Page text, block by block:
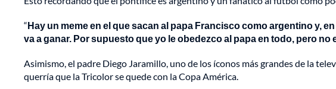
“Hay un meme en el que sacan al papa Francisco como argentino y,
va a ganar. Por supuesto que yo le obedezco al papa en todo, pero no
Asimismo, el padre Diego Jaramillo, uno de los íconos más grandes de la
querría que la Tricolor se quede con la Copa América.